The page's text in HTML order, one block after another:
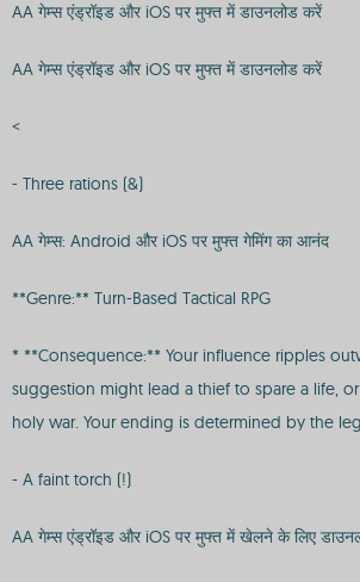
AA गेम्स एंड्रॉइड और iOS पर मुफ्त में डाउनलोड करें
AA गेम्स एंड्रॉइड और iOS पर मुफ्त में डाउनलोड करें
<
- Three rations (&)
AA गेम्स: Android और iOS पर मुफ्त गेमिंग का आनंद
**Genre:** Turn-Based Tactical RPG
* **Consequence:** Your influence ripples
suggestion might lead a thief to spare a life,
holy war. Your ending is determined by the
- A faint torch (!)
AA गेम्स एंड्रॉइड और iOS पर मुफ्त में खेलने के लिए